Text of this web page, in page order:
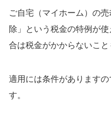
ご自宅（マイホーム）の
除」という税金の特例が
合は税金がかからないこと
適用には条件があります
す。